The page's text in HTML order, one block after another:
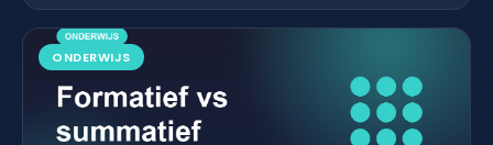
ONDERWIJS